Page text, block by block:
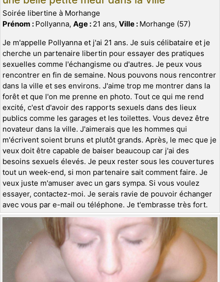
Soirée libertine à Morhange
Prénom : Pollyanna, Age : 21 ans, Ville : Morhange (57)
Je m'appelle Pollyanna et j'ai 21 ans. Je suis célibataire et je
cherche un partenaire libertin pour essayer des pratiques
sexuelles comme l'échangisme ou d'autres. Je peux vous
rencontrer en fin de semaine. Nous pouvons nous rencontrer
dans la ville et ses environs. J'aime trop me montrer dans la
forêt et que l'on me prenne en photo. Tout ce qui me rend
excité, c'est d'avoir des rapports sexuels dans des lieux
publics comme les garages et les toilettes. Vous devez être
novateur dans la ville. J'aimerais que les hommes qui
m'écrivent soient bruns et plutôt grands. Après, le mec que je
veux doit être capable de baiser beaucoup car j'ai des
besoins sexuels élevés. Je peux rester sous les couvertures
tout un week-end, si mon partenaire sait comment faire. Je
veux juste m'amuser avec un gars sympa. Si vous voulez
essayer, contactez-moi. Je serais ravie de pouvoir échanger
avec vous par e-mail ou téléphone. Je t'embrasse très fort.